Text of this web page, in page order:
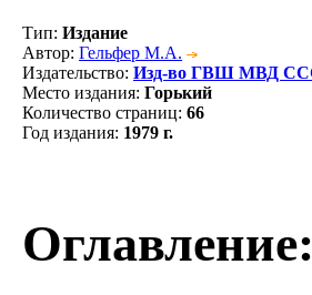
Тип: Издание
Автор: Гельфер М.А.
Издательство: Изд-во ГВШ МВД
Место издания: Горький
Количество страниц: 66
Год издания: 1979 г.
Оглавление: